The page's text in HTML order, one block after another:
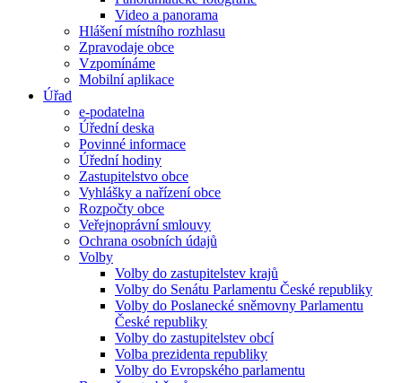
Video a panorama
Hlášení místního rozhlasu
Zpravodaje obce
Vzpomínáme
Mobilní aplikace
Úřad
e-podatelna
Úřední deska
Povinné informace
Úřední hodiny
Zastupitelstvo obce
Vyhlášky a nařízení obce
Rozpočty obce
Veřejnoprávní smlouvy
Ochrana osobních údajů
Volby
Volby do zastupitelstev krajů
Volby do Senátu Parlamentu České republiky
Volby do Poslanecké sněmovny Parlamentu
České republiky
Volby do zastupitelstev obcí
Volba prezidenta republiky
Volby do Evropského parlamentu